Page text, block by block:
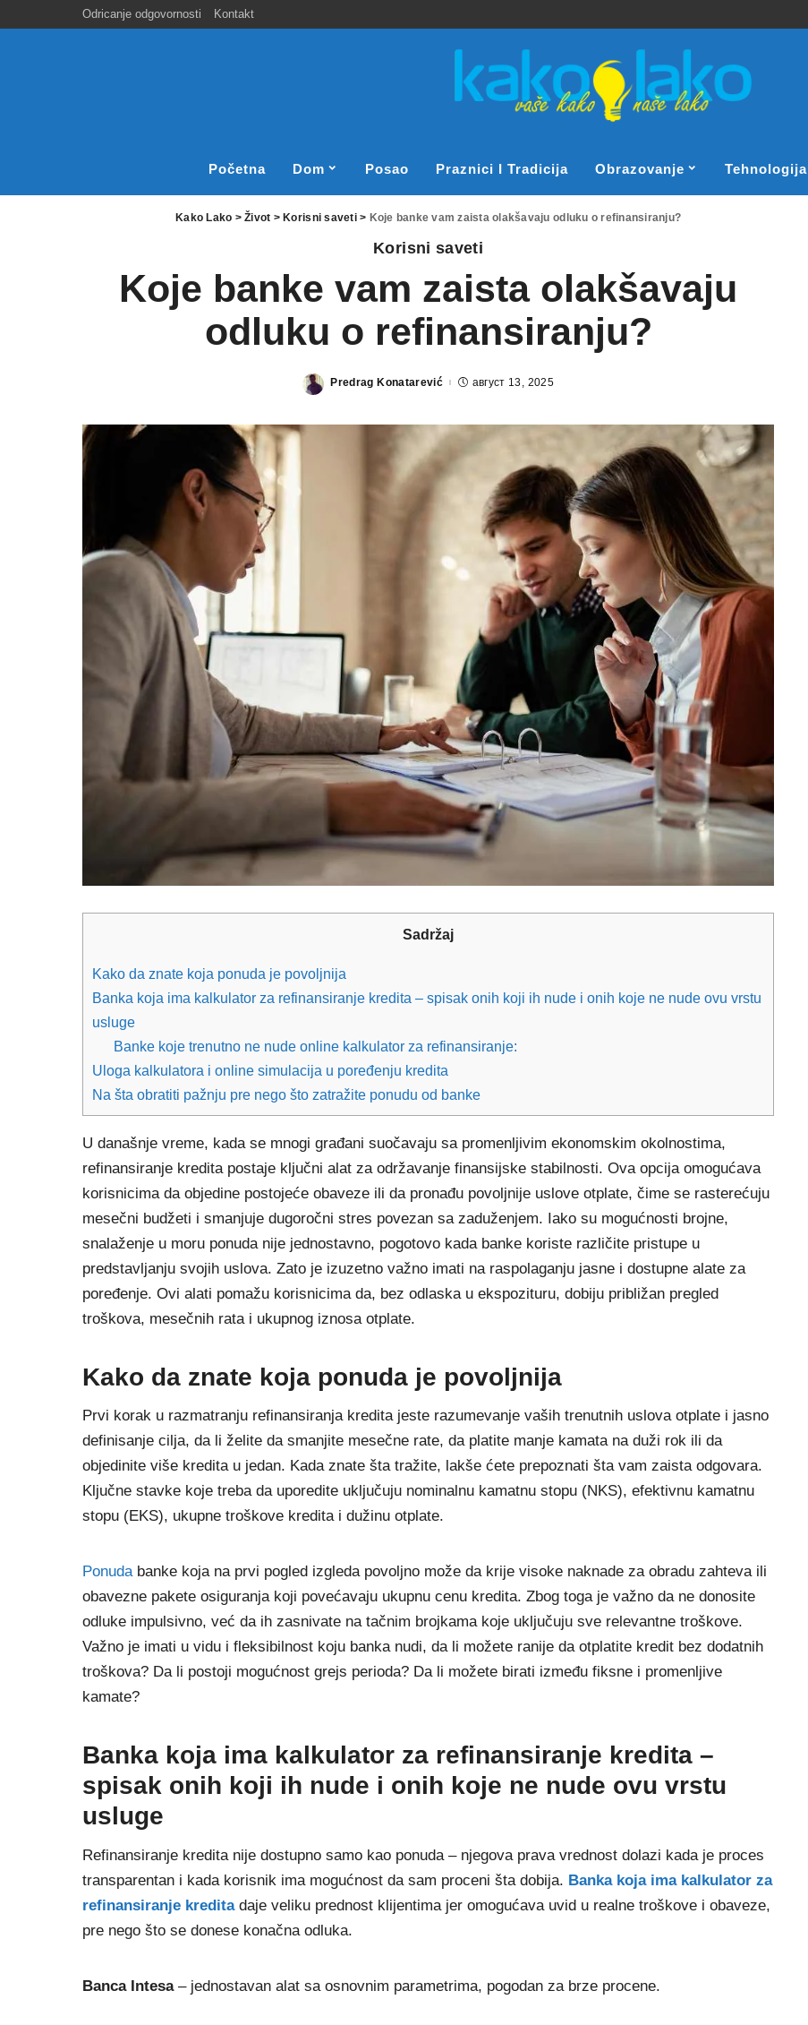
Odricanje odgovornosti Kontakt
Početna Dom Posao Praznici I Tradicija Obrazovanje Tehnologija
Kako Lako >Život > Korisni saveti> Koje banke vam zaista olakšavaju odluku o refinansiranju?
Korisni saveti
Koje banke vam zaista olakšavaju
odluku o refinansiranju?
Posted
Predrag Konatarević август 13, 2025
Sadržaj
Kako da znate koja ponuda je povoljnija
Banka koja ima kalkulator za refinansiranje kredita – spisak onih koji ih nude i onih koje ne nude ovu vrstu
usluge
Banke koje trenutno ne nude online kalkulator za refinansiranje:
Uloga kalkulatora i online simulacija u poređenju kredita
Na šta obratiti pažnju pre nego što zatražite ponudu od banke
U današnje vreme, kada se mnogi građani suočavaju sa promenljivim ekonomskim okolnostima,
refinansiranje kredita postaje ključni alat za održavanje finansijske stabilnosti. Ova opcija omogućava
korisnicima da objedine postojeće obaveze ili da pronađu povoljnije uslove otplate, čime se rasterećuju
mesečni budžeti i smanjuje dugoročni stres povezan sa zaduženjem. Iako su mogućnosti brojne,
snalaženje u moru ponuda nije jednostavno, pogotovo kada banke koriste različite pristupe u
predstavljanju svojih uslova. Zato je izuzetno važno imati na raspolaganju jasne i dostupne alate za
poređenje. Ovi alati pomažu korisnicima da, bez odlaska u ekspozituru, dobiju približan pregled
troškova, mesečnih rata i ukupnog iznosa otplate.
Kako da znate koja ponuda je povoljnija
Prvi korak u razmatranju refinansiranja kredita jeste razumevanje vaših trenutnih uslova otplate i jasno
definisanje cilja, da li želite da smanjite mesečne rate, da platite manje kamata na duži rok ili da
objedinite više kredita u jedan. Kada znate šta tražite, lakše ćete prepoznati šta vam zaista odgovara.
Ključne stavke koje treba da uporedite uključuju nominalnu kamatnu stopu (NKS), efektivnu kamatnu
stopu (EKS), ukupne troškove kredita i dužinu otplate.
Ponudabanke koja na prvi pogled izgleda povoljno može da krije visoke naknade za obradu zahteva ili
obavezne pakete osiguranja koji povećavaju ukupnu cenu kredita. Zbog toga je važno da ne donosite
odluke impulsivno, već da ih zasnivate na tačnim brojkama koje uključuju sve relevantne troškove.
Važno je imati u vidu i fleksibilnost koju banka nudi, da li možete ranije da otplatite kredit bez dodatnih
troškova? Da li postoji mogućnost grejs perioda? Da li možete birati između fiksne i promenljive
kamate?
Banka koja ima kalkulator za refinansiranje kredita –
spisak onih koji ih nude i onih koje ne nude ovu vrstu
usluge
Refinansiranje kredita nije dostupno samo kao ponuda – njegova prava vrednost dolazi kada je proces
transparentan i kada korisnik ima mogućnost da sam proceni šta dobija. Banka koja ima kalkulator za
refinansiranje kreditadaje veliku prednost klijentima jer omogućava uvid u realne troškove i obaveze,
pre nego što se donese konačna odluka.
Banca Intesa– jednostavan alat sa osnovnim parametrima, pogodan za brze procene.